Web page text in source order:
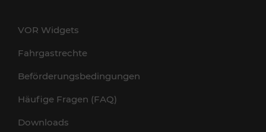
VOR Widgets
Fahrgastrechte
Beförderungsbedingungen
Häufige Fragen (FAQ)
Downloads